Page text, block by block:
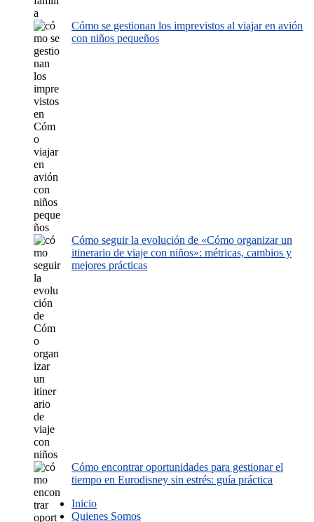
Cómo se gestionan los imprevistos al viajar en avión
con niños pequeños
Cómo seguir la evolución de «Cómo organizar un
itinerario de viaje con niños»: métricas, cambios y
mejores prácticas
Cómo encontrar oportunidades para gestionar el
tiempo en Eurodisney sin estrés: guía práctica
Inicio
Quienes Somos